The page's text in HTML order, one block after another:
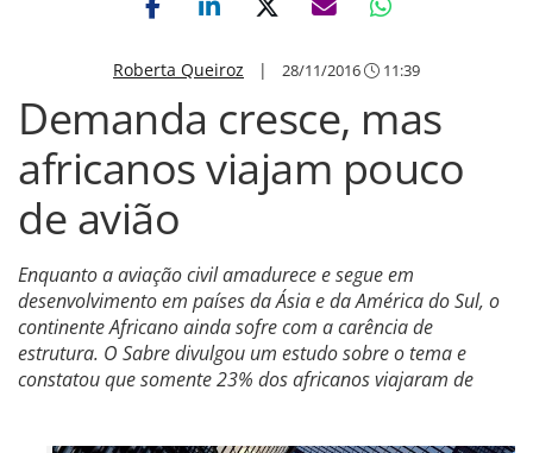
Roberta Queiroz | 28/11/2016 11:39
Demanda cresce, mas
africanos viajam pouco
de avião
Enquanto a aviação civil amadurece e segue em
desenvolvimento em países da Ásia e da América do Sul, o
continente Africano ainda sofre com a carência de
estrutura. O Sabre divulgou um estudo sobre o tema e
constatou que somente 23% dos africanos viajaram de